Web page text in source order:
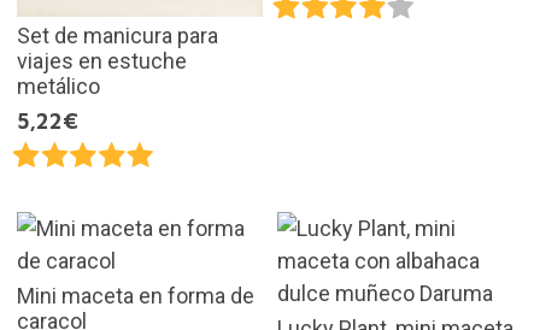
Set de manicura para
viajes en estuche
metálico
5,22€
Mini maceta en forma de
caracol